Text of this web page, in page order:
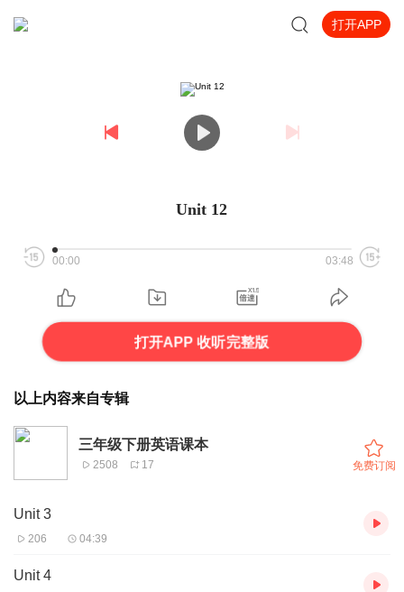
打开APP
Unit 12
00:00 03:48
打开APP 收听完整版
以上内容来自专辑
三年级下册英语课本
2508 17 免费订阅
Unit 3
206 04:39
Unit 4